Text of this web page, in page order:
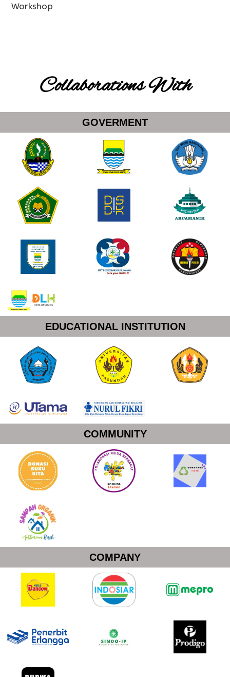
Workshop
Collaborations With
GOVERMENT
EDUCATIONAL INSTITUTION
COMMUNITY
COMPANY